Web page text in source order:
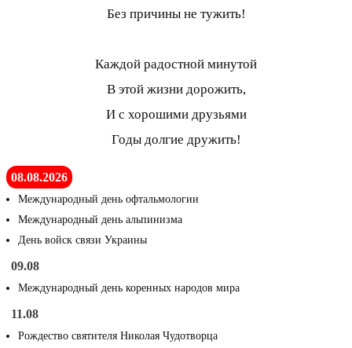
Без причины не тужить!
Каждой радостной минутой
В этой жизни дорожить,
И с хорошими друзьями
Годы долгие дружить!
08.08.2026
Международный день офтальмологии
Международный день альпинизма
День войск связи Украины
09.08
Международный день коренных народов мира
11.08
Рождество святителя Николая Чудотворца